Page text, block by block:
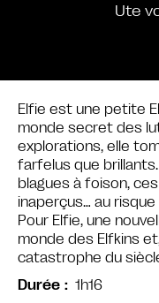
Ute
Elfie est une petite
monde secret des
explorations, elle
farfelus que
blagues à foison,
inaperçus… au risque
Pour Elfie, une
monde des Elfkins
catastrophe du
Durée
1h16